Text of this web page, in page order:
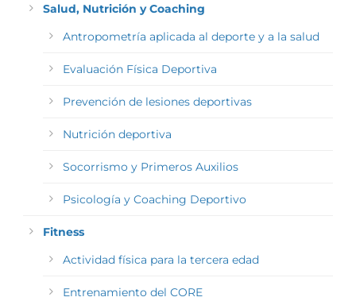
Salud, Nutrición y Coaching
Antropometría aplicada al deporte y a la salud
Evaluación Física Deportiva
Prevención de lesiones deportivas
Nutrición deportiva
Socorrismo y Primeros Auxilios
Psicología y Coaching Deportivo
Fitness
Actividad física para la tercera edad
Entrenamiento del CORE